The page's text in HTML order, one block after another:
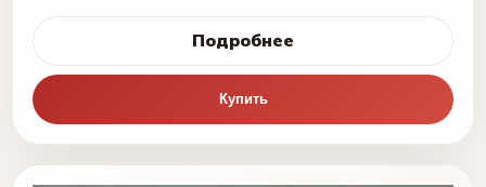
Подробнее
Купить